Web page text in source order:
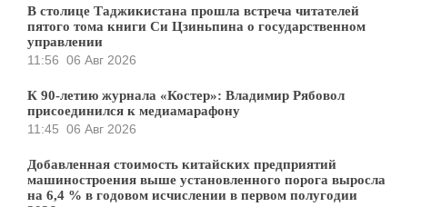
В столице Таджикистана прошла встреча читателей
пятого тома книги Си Цзиньпина о государственном
управлении
11:56 06 Авг 2026
К 90-летию журнала «Костер»: Владимир Рябовол
присоединился к медиамарафону
11:45 06 Авг 2026
Добавленная стоимость китайских предприятий
машиностроения выше установленного порога выросла
на 6,4 % в годовом исчислении в первом полугодии